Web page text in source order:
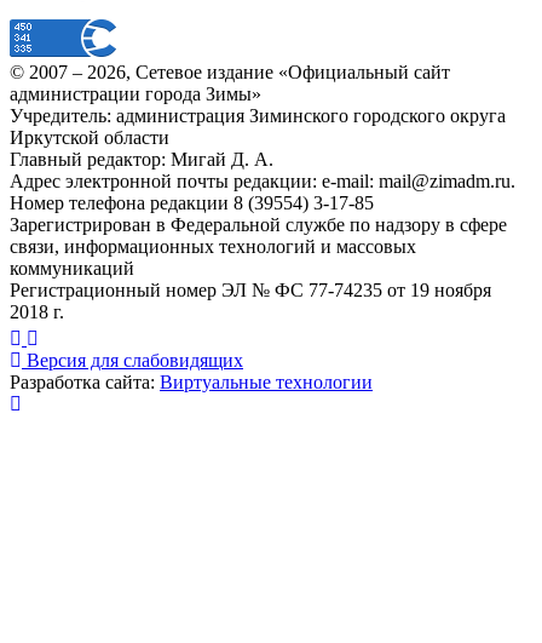
© 2007 – 2026, Сетевое издание «Официальный сайт
администрации города Зимы»
Учредитель: администрация Зиминского городского округа
Иркутской области
Главный редактор: Мигай Д. А.
Адрес электронной почты редакции: e-mail: mail@zimadm.ru.
Номер телефона редакции 8 (39554) 3-17-85
Зарегистрирован в Федеральной службе по надзору в сфере
связи, информационных технологий и массовых
коммуникаций
Регистрационный номер ЭЛ № ФС 77-74235 от 19 ноября
2018 г.
Версия для слабовидящих
Разработка сайта: Виртуальные технологии